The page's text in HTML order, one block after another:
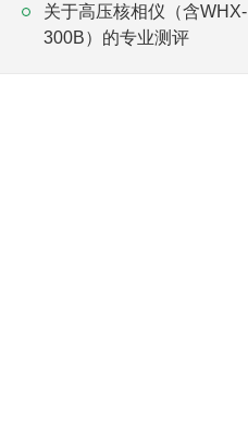
关于高压核相仪（含WHX-
300B）的专业测评